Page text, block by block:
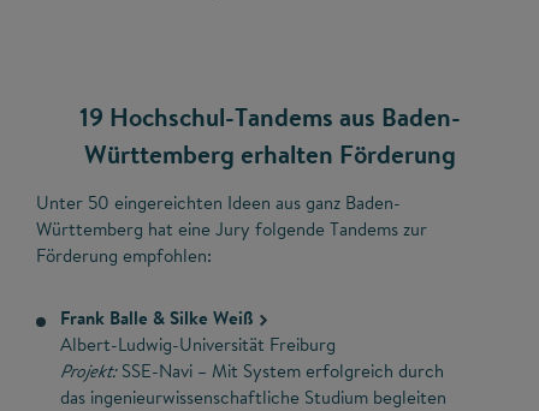
19 Hochschul-Tandems aus Baden-
Württemberg erhalten Förderung
Unter 50 eingereichten Ideen aus ganz Baden-
Württemberg hat eine Jury folgende Tandems zur
Förderung empfohlen:
Frank Balle & Silke Weiß
Albert-Ludwig-Universität Freiburg
Projekt:SSE-Navi – Mit System erfolgreich durch
das ingenieurwissenschaftliche Studium begleiten